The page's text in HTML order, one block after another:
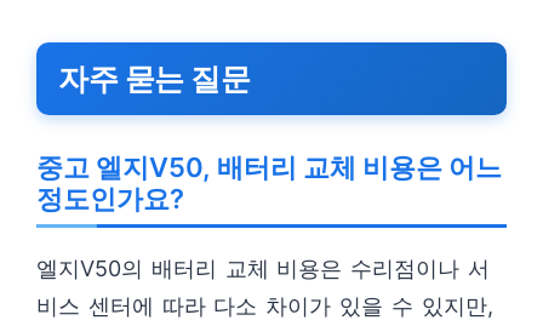
자주 묻는 질문
중고 엘지V50, 배터리 교체 비용은 어느
정도인가요?
엘지V50의 배터리 교체 비용은 수리점이나 서
비스 센터에 따라 다소 차이가 있을 수 있지만,